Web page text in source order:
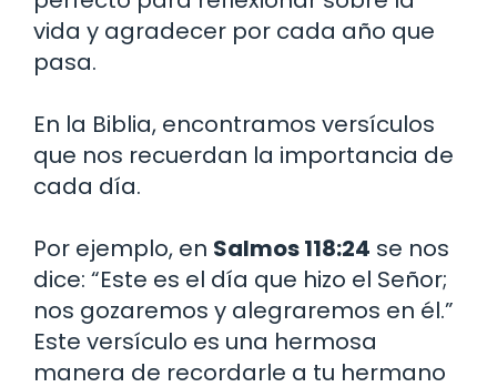
vida y agradecer por cada año que
pasa.
En la Biblia, encontramos versículos
que nos recuerdan la importancia de
cada día.
Por ejemplo, en Salmos 118:24 se nos
dice: “Este es el día que hizo el Señor;
nos gozaremos y alegraremos en él.”
Este versículo es una hermosa
manera de recordarle a tu hermano